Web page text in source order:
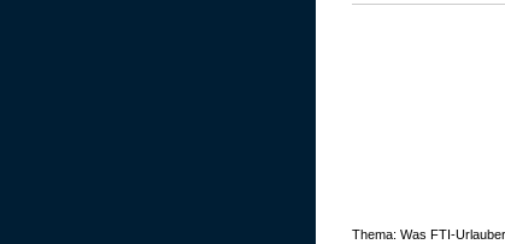
Thema: Was FTI-